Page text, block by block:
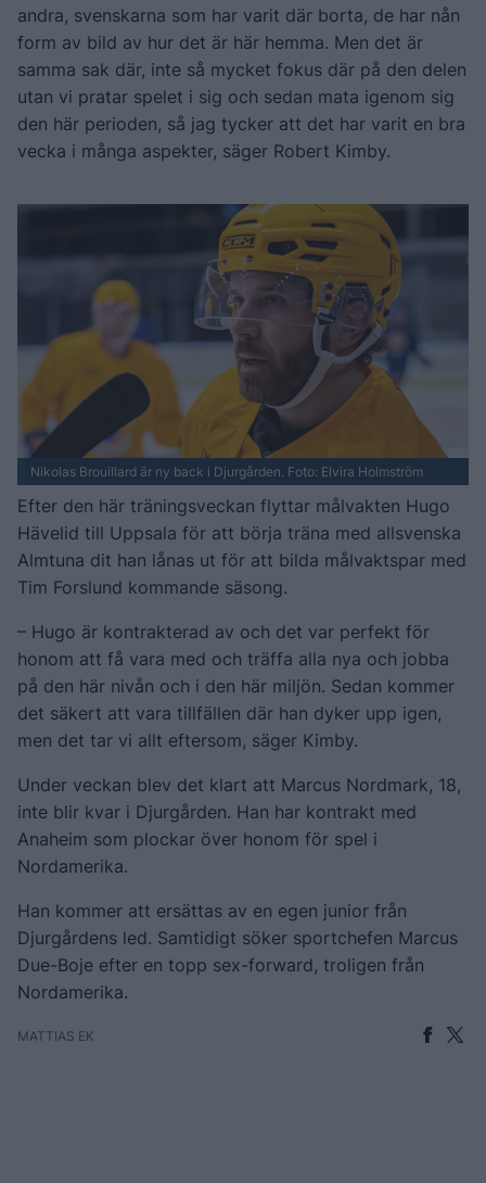
andra, svenskarna som har varit där borta, de har nån
form av bild av hur det är här hemma. Men det är
samma sak där, inte så mycket fokus där på den delen
utan vi pratar spelet i sig och sedan mata igenom sig
den här perioden, så jag tycker att det har varit en bra
vecka i många aspekter, säger Robert Kimby.
Nikolas Brouillard är ny back i Djurgården. Foto: Elvira Holmström
Efter den här träningsveckan flyttar målvakten Hugo
Hävelid till Uppsala för att börja träna med allsvenska
Almtuna dit han lånas ut för att bilda målvaktspar med
Tim Forslund kommande säsong.
– Hugo är kontrakterad av och det var perfekt för
honom att få vara med och träffa alla nya och jobba
på den här nivån och i den här miljön. Sedan kommer
det säkert att vara tillfällen där han dyker upp igen,
men det tar vi allt eftersom, säger Kimby.
Under veckan blev det klart att Marcus Nordmark, 18,
inte blir kvar i Djurgården. Han har kontrakt med
Anaheim som plockar över honom för spel i
Nordamerika.
Han kommer att ersättas av en egen junior från
Djurgårdens led. Samtidigt söker sportchefen Marcus
Due-Boje efter en topp sex-forward, troligen från
Nordamerika.
MATTIAS EK